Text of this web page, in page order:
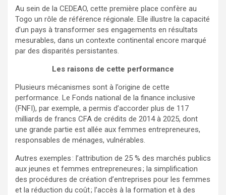
Au sein de la CEDEAO, cette première place confère au
Togo un rôle de référence régionale. Elle illustre la capacité
d’un pays à transformer ses engagements en résultats
mesurables, dans un contexte continental encore marqué
par des disparités persistantes.
Les raisons de cette performance
Plusieurs mécanismes sont à l’origine de cette
performance. Le Fonds national de la finance inclusive
(FNFI), par exemple, a permis d’accorder plus de 117
milliards de francs CFA de crédits de 2014 à 2025, dont
une grande partie est allée aux femmes entrepreneures,
responsables de ménages, vulnérables.
Autres exemples : l’attribution de 25 % des marchés publics
aux jeunes et femmes entrepreneures ; la simplification
des procédures de création d’entreprises pour les femmes
et la réduction du coût ; l’accès à la formation et à des